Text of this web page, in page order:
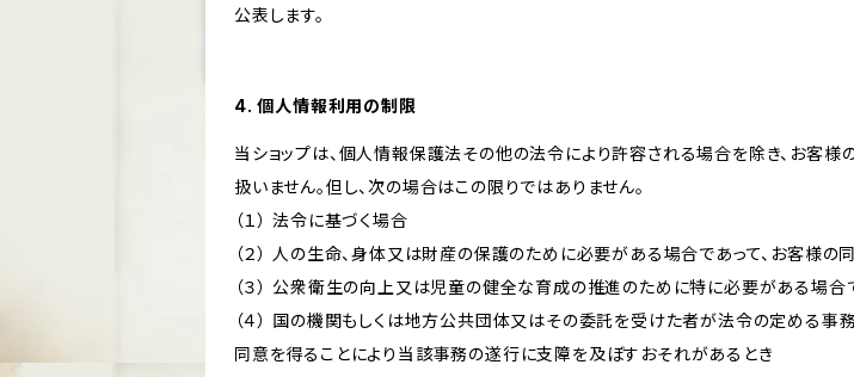
公表します。
4. 個人情報利用の制限
当ショップは、個人情報保護法その他の法令により許容される場合を除き、お客
扱いません。但し、次の場合はこの限りではありません。
（１） 法令に基づく場合
（２） 人の生命、身体又は財産の保護のために必要がある場合であって、お客様
（３） 公衆衛生の向上又は児童の健全な育成の推進のために特に必要がある場合
（４） 国の機関もしくは地方公共団体又はその委託を受けた者が法令の定める
同意を得ることにより当該事務の遂行に支障を及ぼすおそれがあるとき